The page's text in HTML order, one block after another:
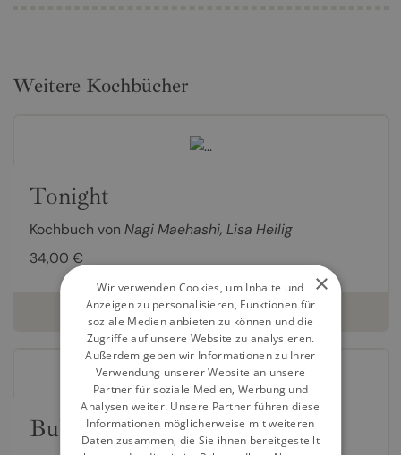
Weitere Kochbücher
Tonight
Kochbuch von Nagi Maehashi, Lisa Heilig
34,00 €
weiterlesen
Bubala
×
Wir verwenden Cookies, um Inhalte und
Anzeigen zu personalisieren, Funktionen für
soziale Medien anbieten zu können und die
Zugriffe auf unsere Website zu analysieren.
Außerdem geben wir Informationen zu Ihrer
Verwendung unserer Website an unsere
Partner für soziale Medien, Werbung und
Analysen weiter. Unsere Partner führen diese
Informationen möglicherweise mit weiteren
Daten zusammen, die Sie ihnen bereitgestellt